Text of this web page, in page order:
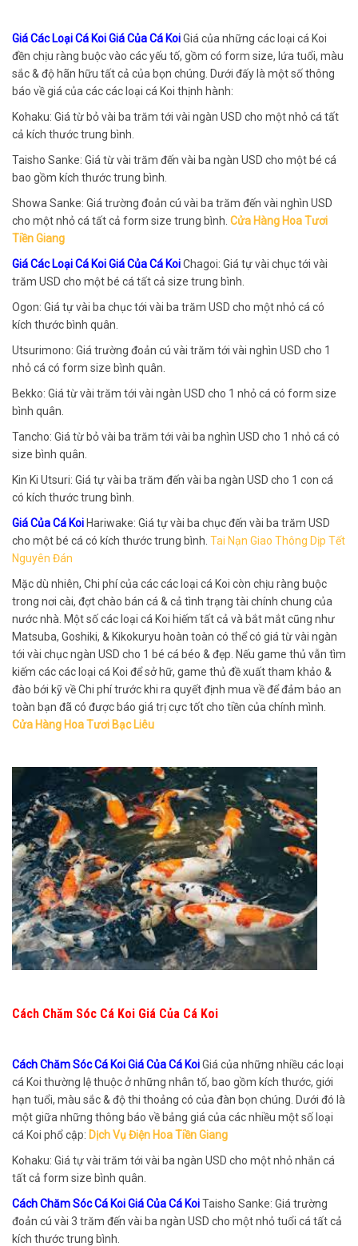
Giá Các Loại Cá Koi Giá Của Cá KoiGiá của những các loại cá Koi
đền chịu ràng buộc vào các yếu tố, gồm có form size, lứa tuổi, màu
sắc & độ hãn hữu tất cả của bọn chúng. Dưới đấy là một số thông
báo về giá của các các loại cá Koi thịnh hành:
Kohaku: Giá từ bỏ vài ba trăm tới vài ngàn USD cho một nhỏ cá tất
cả kích thước trung bình.
Taisho Sanke: Giá từ vài trăm đến vài ba ngàn USD cho một bé cá
bao gồm kích thước trung bình.
Showa Sanke: Giá trường đoản cú vài ba trăm đến vài nghìn USD
cho một nhỏ cá tất cả form size trung bình. Cửa Hàng Hoa Tươi
Tiền Giang
Giá Các Loại Cá Koi Giá Của Cá KoiChagoi: Giá tự vài chục tới vài
trăm USD cho một bé cá tất cả size trung bình.
Ogon: Giá tự vài ba chục tới vài ba trăm USD cho một nhỏ cá có
kích thước bình quân.
Utsurimono: Giá trường đoản cú vài trăm tới vài nghìn USD cho 1
nhỏ cá có form size bình quân.
Bekko: Giá từ vài trăm tới vài ngàn USD cho 1 nhỏ cá có form size
bình quân.
Tancho: Giá từ bỏ vài ba trăm tới vài ba nghìn USD cho 1 nhỏ cá có
size bình quân.
Kin Ki Utsuri: Giá tự vài ba trăm đến vài ba ngàn USD cho 1 con cá
có kích thước trung bình.
Giá Của Cá KoiHariwake: Giá tự vài ba chục đến vài ba trăm USD
cho một bé cá có kích thước trung bình. Tai Nạn Giao Thông Dịp Tết
Nguyên Đán
Mặc dù nhiên, Chi phí của các các loại cá Koi còn chịu ràng buộc
trong nơi cài, đợt chào bán cá & cả tình trạng tài chính chung của
nước nhà. Một số các loại cá Koi hiếm tất cả và bắt mắt cũng như
Matsuba, Goshiki, & Kikokuryu hoàn toàn có thể có giá từ vài ngàn
tới vài chục ngàn USD cho 1 bé cá béo & đẹp. Nếu game thủ vẫn tìm
kiếm các các loại cá Koi để sở hữ, game thủ đề xuất tham khảo &
đào bới kỹ về Chi phí trước khi ra quyết định mua về để đảm bảo an
toàn bạn đã có được báo giá trị cực tốt cho tiền của chính mình.
Cửa Hàng Hoa Tươi Bạc Liêu
Cách Chăm Sóc Cá Koi Giá Của Cá Koi
Cách Chăm Sóc Cá Koi Giá Của Cá KoiGiá của những nhiều các loại
cá Koi thường lệ thuộc ở những nhân tố, bao gồm kích thước, giới
hạn tuổi, màu sắc & độ thi thoảng có của đàn bọn chúng. Dưới đó là
một giữa những thông báo về bảng giá của các nhiều một số loại
cá Koi phổ cập: Dịch Vụ Điện Hoa Tiền Giang
Kohaku: Giá tự vài trăm tới vài ba ngàn USD cho một nhỏ nhắn cá
tất cả form size bình quân.
Cách Chăm Sóc Cá Koi Giá Của Cá KoiTaisho Sanke: Giá trường
đoản cú vài 3 trăm đến vài ba ngàn USD cho một nhỏ tuổi cá tất cả
kích thước trung bình.